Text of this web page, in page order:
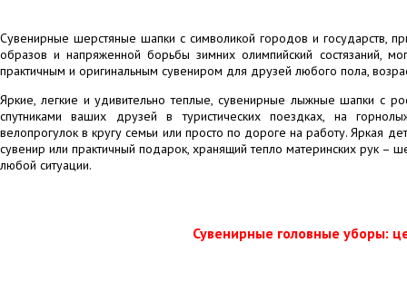
Сувенирные шерстяные шапки с символикой городов и государств,
образов и напряженной борьбы зимних олимпийский состязаний,
практичным и оригинальным сувениром для друзей любого пола,
Яркие, легкие и удивительно теплые, сувенирные лыжные шапки с
спутниками ваших друзей в туристических поездках, на
велопрогулок в кругу семьи или просто по дороге на работу. Яркая
сувенир или практичный подарок, хранящий тепло материнских рук –
любой ситуации.
Сувенирные головные уборы: